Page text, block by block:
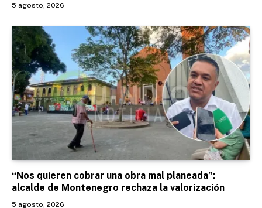
5 agosto, 2026
“Nos quieren cobrar una obra mal planeada”:
alcalde de Montenegro rechaza la valorización
5 agosto, 2026